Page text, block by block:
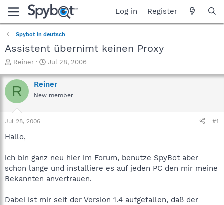
Log in Register
Spybot in deutsch
Assistent übernimt keinen Proxy
T
r
e
a
t
a
e
r
Reiner
S
a
r
t
Jul 28, 2006
R Reiner
New member
Jul 28, 2006 #1
Hallo,
ich bin ganz neu hier im Forum, benutze SpyBot aber
schon lange und installiere es auf jeden PC den mir meine
Bekannten anvertrauen.
Dabei ist mir seit der Version 1.4 aufgefallen, daß der